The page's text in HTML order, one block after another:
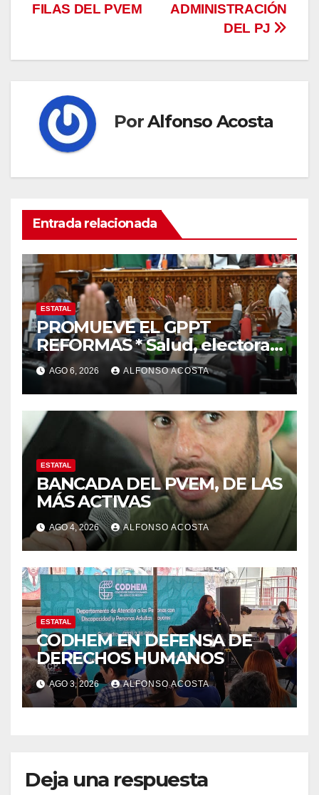
ADMINISTRACIÓN
DEL PJ
FILAS DEL PVEM
PorAlfonso Acosta
Entrada relacionada
ESTATAL
PROMUEVE EL GPPT
REFORMAS * Salud, electoral
y justicia, de las principales
AGO 6, 2026 ALFONSO ACOSTA
ESTATAL
BANCADA DEL PVEM, DE LAS
MÁS ACTIVAS
AGO 4, 2026 ALFONSO ACOSTA
ESTATAL
CODHEM EN DEFENSA DE
DERECHOS HUMANOS
AGO 3, 2026 ALFONSO ACOSTA
Deja una respuesta